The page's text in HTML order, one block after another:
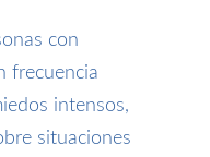
con
frecuencia
intensos,
situaciones